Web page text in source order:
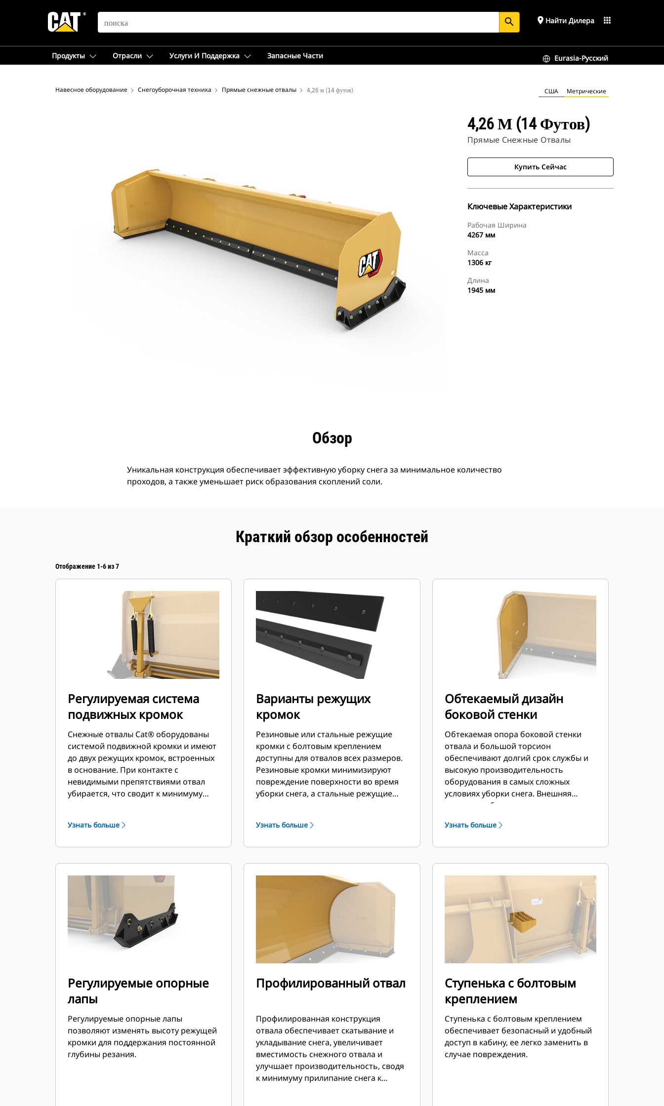
SEARCH search place Найти Дилера apps
Продукты Отрасли Услуги И Поддержка Запасные Части Eurasia-Русский
Навесное оборудование Снегоуборочная техника Прямые снежные отвалы 4,26 м (14 футов) США Метрические
4,26 М (14 Футов)
Прямые Снежные Отвалы
Купить Сейчас
Ключевые Характеристики
Рабочая Ширина
4267 мм
Масса
1306 кг
Длина
1945 мм
Обзор
Уникальная конструкция обеспечивает эффективную уборку снега за минимальное количество
проходов, а также уменьшает риск образования скоплений соли.
Краткий обзор особенностей
Отображение 1-6 из 7
Регулируемая система
подвижных кромок
Снежные отвалы Cat® оборудованы
системой подвижной кромки и имеют
до двух режущих кромок, встроенных
в основание. При контакте с
невидимыми препятствиями отвал
убирается, что сводит к минимуму
резиновой режущей кромкой
которые подходят для всех устройств
смены навесного оборудования на
мини-погрузчиках.
Узнать больше
Варианты режущих
кромок
Резиновые или стальные режущие
кромки с болтовым креплением
доступны для отвалов всех размеров.
Резиновые кромки минимизируют
повреждение поверхности во время
уборки снега, а стальные режущие
Узнать больше
Обтекаемый дизайн
боковой стенки
Обтекаемая опора боковой стенки
отвала и большой торсион
обеспечивают долгий срок службы и
высокую производительность
оборудования в самых сложных
условиях уборки снега. Внешняя
опора коробки сконструирована так,
снега на отвал и обеспечить
Узнать больше
Регулируемые опорные
лапы
Регулируемые опорные лапы
позволяют изменять высоту режущей
кромки для поддержания постоянной
глубины резания.
Профилированный отвал
Профилированная конструкция
отвала обеспечивает скатывание и
укладывание снега, увеличивает
вместимость снежного отвала и
улучшает производительность, сводя
к минимуму прилипание снега к
Ступенька с болтовым
креплением
Ступенька с болтовым креплением
обеспечивает безопасный и удобный
доступ в кабину, ее легко заменить в
случае повреждения.